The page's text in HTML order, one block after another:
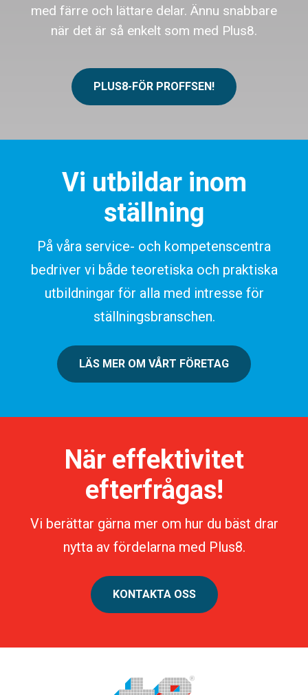
med färre och lättare delar. Ännu snabbare
när det är så enkelt som med Plus8.
PLUS8-FÖR PROFFSEN!
När effektivitet
efterfrågas!
Vi berättar gärna mer om hur du bäst drar
nytta av fördelarna med Plus8.
KONTAKTA OSS
Vi utbildar inom
ställning
På våra service- och kompetenscentra
bedriver vi både teoretiska och praktiska
utbildningar för alla med intresse för
ställningsbranschen.
LÄS MER OM VÅRT FÖRETAG